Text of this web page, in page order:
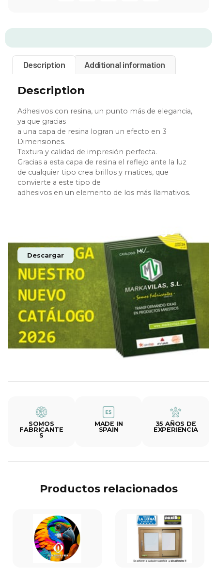
Description Additional information
Description
Adhesivos con resina, un punto más de elegancia,
ya que gracias
a una capa de resina logran un efecto en 3
Dimensiones.
Textura y calidad de impresión perfecta.
Gracias a esta capa de resina el reflejo ante la luz
de cualquier tipo crea brillos y matices, que
convierte a este tipo de
adhesivos en un elemento de los más llamativos.
Descarga nuestro catálogo
Descargar
SOMOS
FABRICANTE
S
MADE IN
SPAIN
35 AÑOS DE
EXPERIENCIA
Productos relacionados